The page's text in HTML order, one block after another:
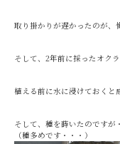
取り掛かりが遅かったのが、
そして、2年前に採ったオク
植える前に水に浸けておくと
そして、種を蒔いたのですが
（種多めです・・・）